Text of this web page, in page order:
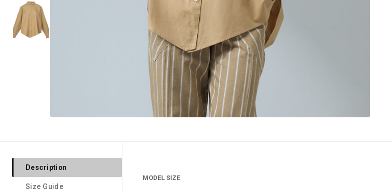
Description
Size Guide
MODEL SIZE